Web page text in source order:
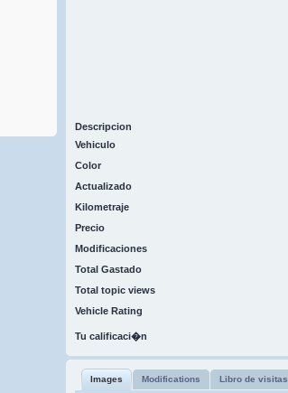
Descripcion
Vehiculo
Color
Actualizado
Kilometraje
Precio
Modificaciones
Total Gastado
Total topic views
Vehicle Rating
Tu calificaci�n
Images Modifications Libro de visitas